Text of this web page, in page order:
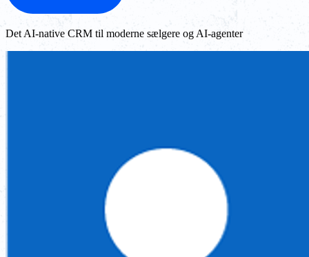
Det AI-native CRM til moderne sælgere og AI-agenter